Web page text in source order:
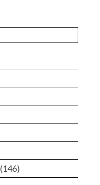
(146)